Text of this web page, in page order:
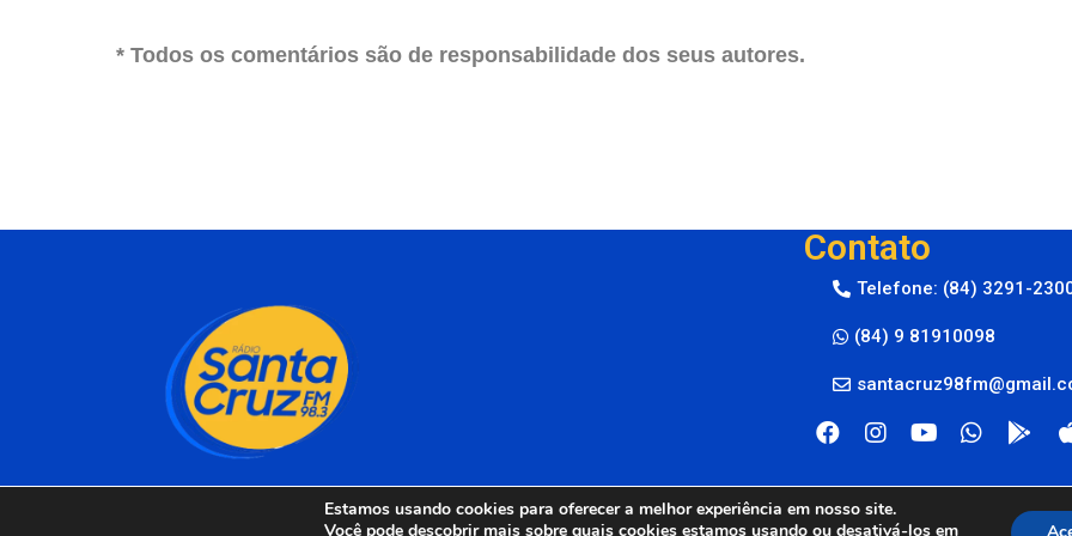
* Todos os comentários são de responsabilidade dos seus autores.
Contato
Telefone: (84) 3291-
(84) 9 81910098
Estamos usando cookies para oferecer a melhor experiência em nosso site.
Você pode descobrir mais sobre quais cookies estamos usando ou desativá-los em